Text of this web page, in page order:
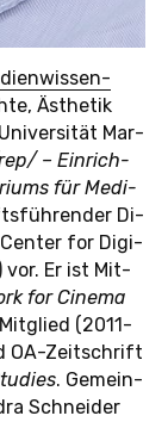
Äs­the­tik
Mar­
– Ein­rich­
für Me­di­
Di­
Center for Di­gi­
vor. Er ist Mit­
for Cinema
(2011-
OA-Zeit­schrift
. Ge­mein­
Schnei­der